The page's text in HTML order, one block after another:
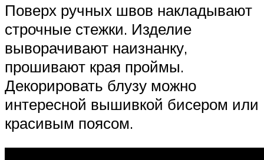
Поверх ручных швов накладывают
строчные стежки. Изделие
выворачивают наизнанку,
прошивают края проймы.
Декорировать блузу можно
интересной вышивкой бисером или
красивым поясом.